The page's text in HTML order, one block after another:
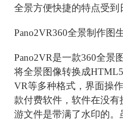
全景方便快捷的特点受到
Pano2VR360全景制作图
Pano2VR是一款360全景
将全景图像转换成
VR等多种格式，界面操
款付费软件，软件在没有
游文件是带满了水印的。